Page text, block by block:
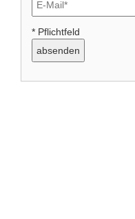
* Pflichtfeld